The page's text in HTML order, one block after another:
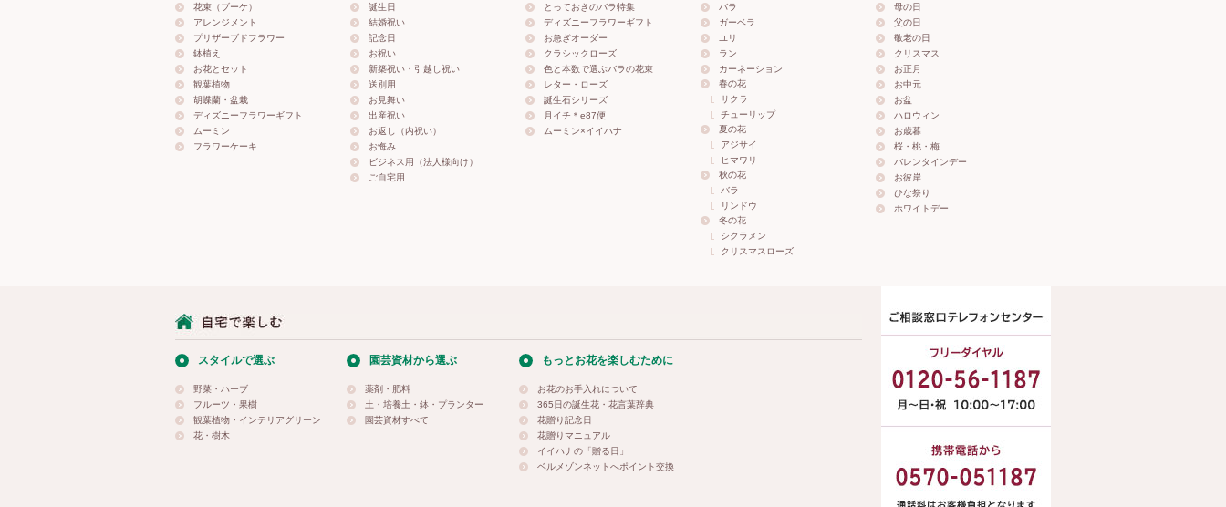
花束（ブーケ）
アレンジメント
プリザーブドフラワー
鉢植え
お花とセット
観葉植物
胡蝶蘭・盆栽
ディズニーフラワーギフト
ムーミン
フラワーケーキ
誕生日
結婚祝い
記念日
お祝い
新築祝い・引越し祝い
送別用
お見舞い
出産祝い
お返し（内祝い）
お悔み
ビジネス用（法人様向け）
ご自宅用
とっておきのバラ特集
ディズニーフラワーギフト
お急ぎオーダー
クラシックローズ
色と本数で選ぶバラの花束
レター・ローズ
誕生石シリーズ
月イチ＊e87便
ムーミン×イイハナ
バラ
ガーベラ
ユリ
ラン
カーネーション
春の花
サクラ
チューリップ
夏の花
アジサイ
ヒマワリ
秋の花
バラ
リンドウ
冬の花
シクラメン
クリスマスローズ
母の日
父の日
敬老の日
クリスマス
お正月
お中元
お盆
ハロウィン
お歳暮
桜・桃・梅
バレンタインデー
お彼岸
ひな祭り
ホワイトデー
スタイルで選ぶ
野菜・ハーブ
フルーツ・果樹
観葉植物・インテリアグリーン
花・樹木
園芸資材から選ぶ
薬剤・肥料
土・培養土・鉢・プランター
園芸資材すべて
もっとお花を楽しむために
お花のお手入れについて
365日の誕生花・花言葉辞典
花贈り記念日
花贈りマニュアル
イイハナの「贈る日」
ベルメゾンネットへポイント交換